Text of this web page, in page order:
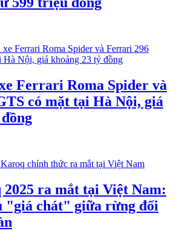
Ferrari Roma Spider và
có mặt tại Hà Nội, giá
2025 ra mắt tại Việt Nam:
"giá chát" giữa rừng đối